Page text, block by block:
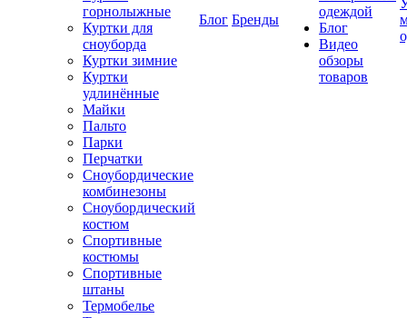
горнолыжные
Куртки для
сноуборда
Куртки зимние
Куртки
удлинённые
Майки
Пальто
Парки
Перчатки
Сноубордические
комбинезоны
Сноубордический
костюм
Спортивные
костюмы
Спортивные
штаны
Термобелье
Блог Бренды
одеждой
Блог
Видео
обзоры
товаров